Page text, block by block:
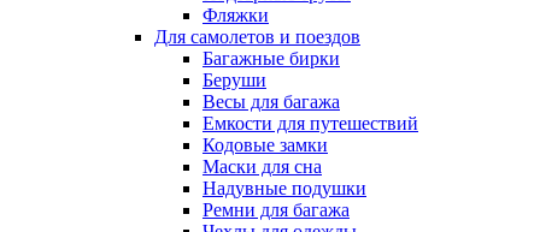
Фляжки
Для самолетов и поездов
Багажные бирки
Беруши
Весы для багажа
Емкости для путешествий
Кодовые замки
Маски для сна
Надувные подушки
Ремни для багажа